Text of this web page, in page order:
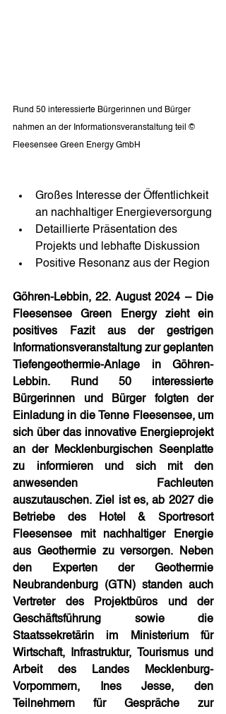
Rund 50 interessierte Bürgerinnen und Bürger
nahmen an der Informationsveranstaltung teil ©
Fleesensee Green Energy GmbH
Großes Interesse der Öffentlichkeit
an nachhaltiger Energieversorgung
Detaillierte Präsentation des
Projekts und lebhafte Diskussion
Positive Resonanz aus der Region
Göhren-Lebbin, 22. August 2024 – Die
Fleesensee Green Energy zieht ein
positives Fazit aus der gestrigen
Informationsveranstaltung zur geplanten
Tiefengeothermie-Anlage in Göhren-
Lebbin. Rund 50 interessierte
Bürgerinnen und Bürger folgten der
Einladung in die Tenne Fleesensee, um
sich über das innovative Energieprojekt
an der Mecklenburgischen Seenplatte
zu informieren und sich mit den
anwesenden Fachleuten
auszutauschen. Ziel ist es, ab 2027 die
Betriebe des Hotel & Sportresort
Fleesensee mit nachhaltiger Energie
aus Geothermie zu versorgen. Neben
den Experten der Geothermie
Neubrandenburg (GTN) standen auch
Vertreter des Projektbüros und der
Geschäftsführung sowie die
Staatssekretärin im Ministerium für
Wirtschaft, Infrastruktur, Tourismus und
Arbeit des Landes Mecklenburg-
Vorpommern, Ines Jesse, den
Teilnehmern für Gespräche zur